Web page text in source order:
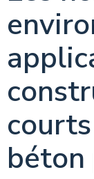
béton